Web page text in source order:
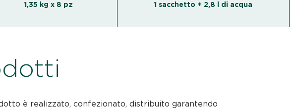
1,35 kg x 8 pz 1 sacchetto + 2,8 l di acqua
è realizzato, confezionato, distribuito garantendo